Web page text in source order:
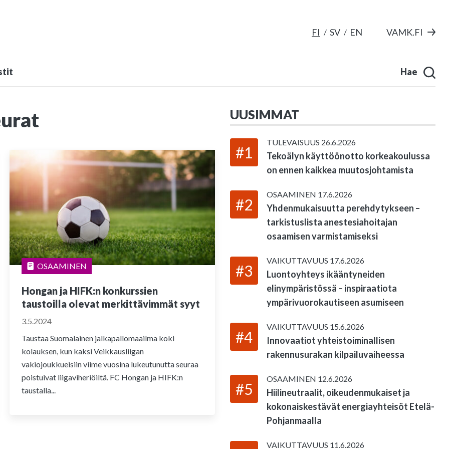
FI SV EN VAMK.FI
Hae
OSAAMINEN
Hongan ja HIFK:n konkurssien
taustoilla olevat merkittävimmät syyt
3.5.2024
Taustaa Suomalainen jalkapallomaailma koki
kolauksen, kun kaksi Veikkausliigan
vakiojoukkueisiin viime vuosina lukeutunutta seuraa
poistuivat liigaviheriöiltä. FC Hongan ja HIFK:n
taustalla...
UUSIMMAT
#1
TULEVAISUUS 26.6.2026
Tekoälyn käyttöönotto korkeakoulussa
on ennen kaikkea muutosjohtamista
#2
OSAAMINEN 17.6.2026
Yhdenmukaisuutta perehdytykseen –
tarkistuslista anestesiahoitajan
osaamisen varmistamiseksi
#3
VAIKUTTAVUUS 17.6.2026
Luontoyhteys ikääntyneiden
elinympäristössä – inspiraatiota
ympärivuorokautiseen asumiseen
#4
VAIKUTTAVUUS 15.6.2026
Innovaatiot yhteistoiminallisen
rakennusurakan kilpailuvaiheessa
#5
OSAAMINEN 12.6.2026
Hiilineutraalit, oikeudenmukaiset ja
kokonaiskestävät energiayhteisöt Etelä-
Pohjanmaalla
VAIKUTTAVUUS 11.6.2026